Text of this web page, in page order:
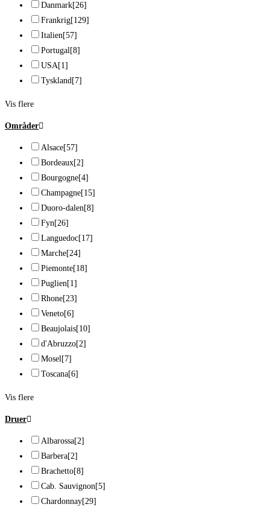
Danmark[26]
Frankrig[129]
Italien[57]
Portugal[8]
USA[1]
Tyskland[7]
Vis flere
Områder
Alsace[57]
Bordeaux[2]
Bourgogne[4]
Champagne[15]
Duoro-dalen[8]
Fyn[26]
Languedoc[17]
Marche[24]
Piemonte[18]
Puglien[1]
Rhone[23]
Veneto[6]
Beaujolais[10]
d'Abruzzo[2]
Mosel[7]
Toscana[6]
Vis flere
Druer
Albarossa[2]
Barbera[2]
Brachetto[8]
Cab. Sauvignon[5]
Chardonnay[29]